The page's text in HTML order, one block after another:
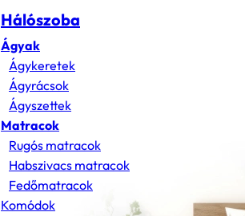
Hálószoba
Ágyak
Ágykeretek
Ágyrácsok
Ágyszettek
Matracok
Rugós matracok
Habszivacs matracok
Fedőmatracok
Komódok